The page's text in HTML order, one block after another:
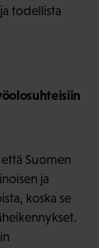
todellista
Suomen
ja
koska se